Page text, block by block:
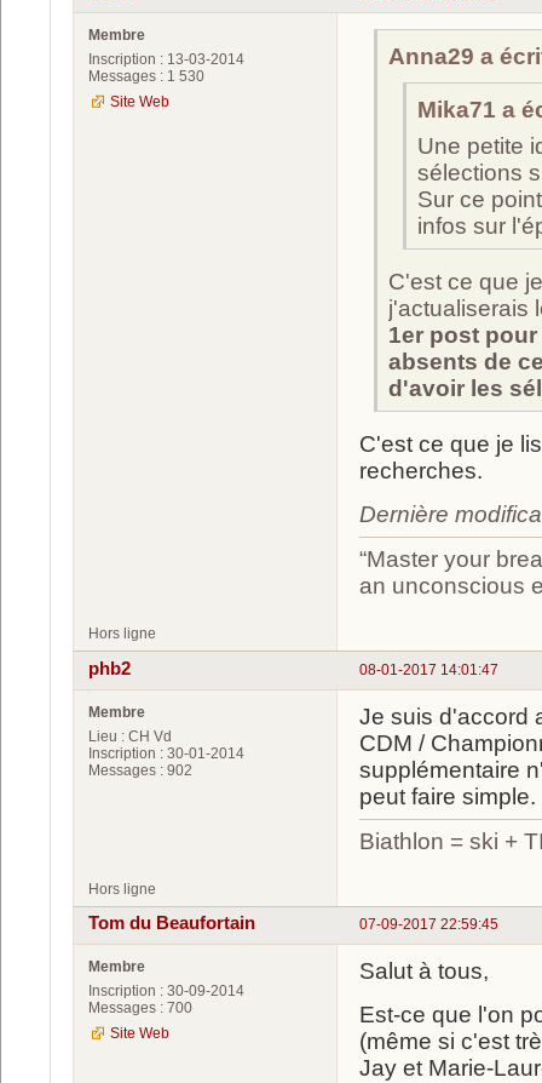
Membre
Inscription : 13-03-2014
Messages : 1 530
Site Web
Anna29 a
Mika71 a
Une petite
sélections
Sur ce
infos sur
C'est ce que
j'actualiserais
1er post
absents de
d'avoir les
C'est ce que je
recherches.
Dernière
“Master your
an unconscious
Hors ligne
08-01-2017 14:01:47
phb2
Membre
Lieu : CH Vd
Inscription : 30-01-2014
Messages : 902
Je suis d'accord
CDM /
supplémentaire
peut faire simple.
Biathlon = ski
Hors ligne
07-09-2017 22:59:45
Tom du Beaufortain
Membre
Inscription : 30-09-2014
Messages : 700
Site Web
Salut à tous,
Est-ce que l'on
(même si c'est
Jay et Marie-